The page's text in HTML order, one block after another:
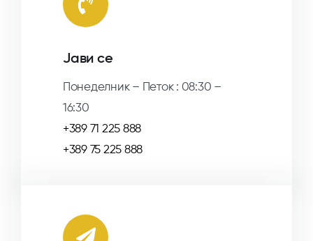
Јави се
Понеделник – Петок : 08:30 –
16:30
+389 71 225 888
+389 75 225 888